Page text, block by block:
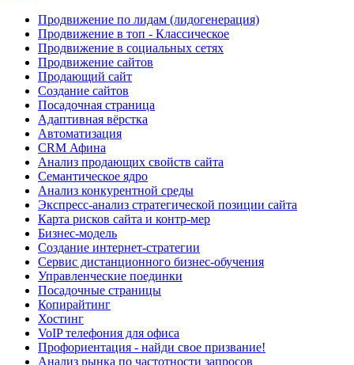
Продвижение по лидам (лидогенерация)
Продвижение в топ - Классическое
Продвижение в социальных сетях
Продвижение сайтов
Продающий сайт
Создание сайтов
Посадочная страница
Адаптивная вёрстка
Автоматизация
CRM Афина
Анализ продающих свойств сайта
Семантическое ядро
Анализ конкурентной среды
Экспресс-анализ стратегической позиции сайта
Карта рисков сайта и контр-мер
Бизнес-модель
Создание интернет-стратегии
Сервис дистанционного бизнес-обучения
Управленческие поединки
Посадочные страницы
Копирайтинг
Хостинг
VoIP телефония для офиса
Профориентация - найди свое призвание!
Анализ рынка по частотности запросов